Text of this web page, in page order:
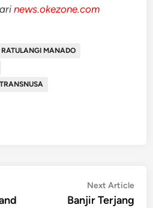
news.okezone.com
MANADO
Next Article
Banjir Terjang